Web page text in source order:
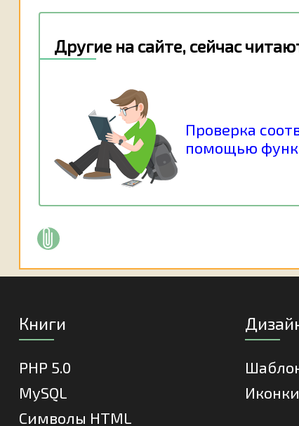
Другие на сайте, сейчас
Проверка
помощью
Книги
PHP 5.0
MySQL
Cимволы HTML